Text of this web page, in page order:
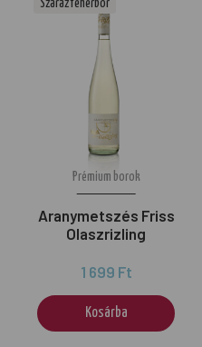
Prémium borok
Aranymetszés Friss
Olaszrizling
1 699 Ft
Kosárba
Száraz fehérbor